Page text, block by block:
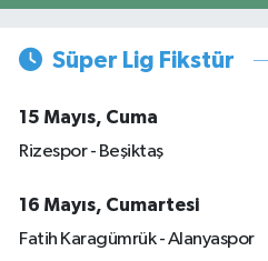
Süper Lig Fikstür
15 Mayıs, Cuma
Rizespor - Beşiktaş
16 Mayıs, Cumartesi
Fatih Karagümrük - Alanyaspor